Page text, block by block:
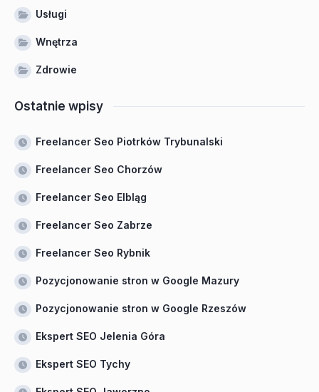
Usługi
Wnętrza
Zdrowie
Ostatnie wpisy
Freelancer Seo Piotrków Trybunalski
Freelancer Seo Chorzów
Freelancer Seo Elbląg
Freelancer Seo Zabrze
Freelancer Seo Rybnik
Pozycjonowanie stron w Google Mazury
Pozycjonowanie stron w Google Rzeszów
Ekspert SEO Jelenia Góra
Ekspert SEO Tychy